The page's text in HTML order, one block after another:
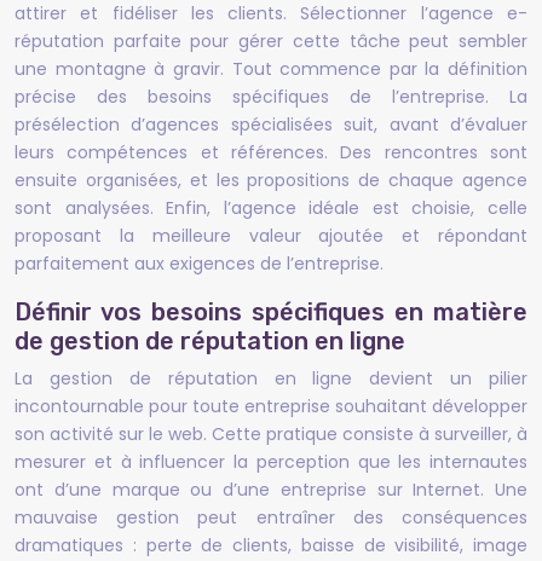
attirer et fidéliser les clients. Sélectionner l’agence e-
réputation parfaite pour gérer cette tâche peut sembler
une montagne à gravir. Tout commence par la définition
précise des besoins spécifiques de l’entreprise. La
présélection d’agences spécialisées suit, avant d’évaluer
leurs compétences et références. Des rencontres sont
ensuite organisées, et les propositions de chaque agence
sont analysées. Enfin, l’agence idéale est choisie, celle
proposant la meilleure valeur ajoutée et répondant
parfaitement aux exigences de l’entreprise.
Définir vos besoins spécifiques en matière
de gestion de réputation en ligne
La gestion de réputation en ligne devient un pilier
incontournable pour toute entreprise souhaitant développer
son activité sur le web. Cette pratique consiste à surveiller, à
mesurer et à influencer la perception que les internautes
ont d’une marque ou d’une entreprise sur Internet. Une
mauvaise gestion peut entraîner des conséquences
dramatiques : perte de clients, baisse de visibilité, image